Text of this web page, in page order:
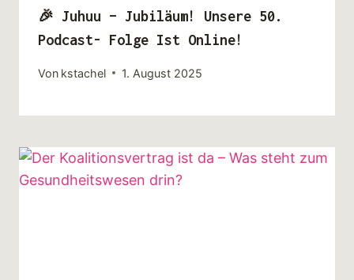
🎉 Juhuu – Jubiläum! Unsere 50.
Podcast- Folge Ist Online!
Von kstachel 1. August 2025